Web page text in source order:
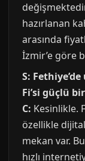
hazırlanan
arasında
İzmir’e göre
S:
Fi’si güçlü
C: Kesinlikle.
özellikle
mekan var.
hızlı